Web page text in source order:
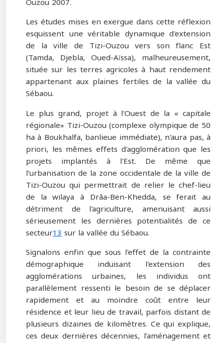
Les études mises en exergue dans cette réflexion
esquissent une véritable dynamique d'extension
de la ville de Tizi-Ouzou vers son flanc Est
(Tamda, Djebla, Oued-Aïssa), malheureusement,
située sur les terres agricoles à haut rendement
appartenant aux plaines fertiles de la vallée du
Sébaou.
Le plus grand, projet à l'Ouest de la « capitale
régionale» Tizi-Ouzou (complexe olympique de 50
ha à Boukhalfa, banlieue immédiate), n'aura pas, à
priori, les mêmes effets d'agglomération que les
projets implantés à l'Est. De même que
l'urbanisation de la zone occidentale de la ville de
Tizi-Ouzou qui permettrait de relier le chef-lieu
de la wilaya à Drâa-Ben-Khedda, se ferait au
détriment de l'agriculture, amenuisant aussi
sérieusement les dernières potentialités de ce
secteur13sur la vallée du Sébaou.
Signalons enfin que sous l'effet de la contrainte
démographique induisant l'extension des
agglomérations urbaines, les individus ont
parallèlement ressenti le besoin de se déplacer
rapidement et au moindre coût entre leur
résidence et leur lieu de travail, parfois distant de
plusieurs dizaines de kilomètres. Ce qui explique,
ces deux dernières décennies, l'aménagement et